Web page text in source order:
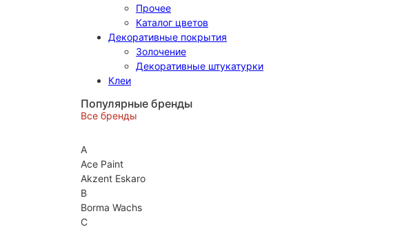
Прочее
Каталог цветов
Декоративные покрытия
Золочение
Декоративные штукатурки
Клеи
Популярные бренды
Все бренды
A
Ace Paint
Akzent Eskaro
B
Borma Wachs
C